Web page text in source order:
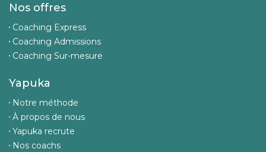
Nos offres
Coaching Express
Coaching Admissions
Coaching Sur-mesure
Yapuka
Notre méthode
À propos de nous
Yapuka recrute
Nos coachs